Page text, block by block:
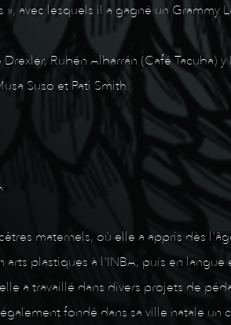
avec lesquels il a gagné un Grammy
Rubén Albarrán (Café Tacuba)
Suso et Pati Smith.
maternels, où elle a appris dès
plastiques à l'INBA, puis en
a travaillé dans divers projets de
fondé dans sa ville natale un